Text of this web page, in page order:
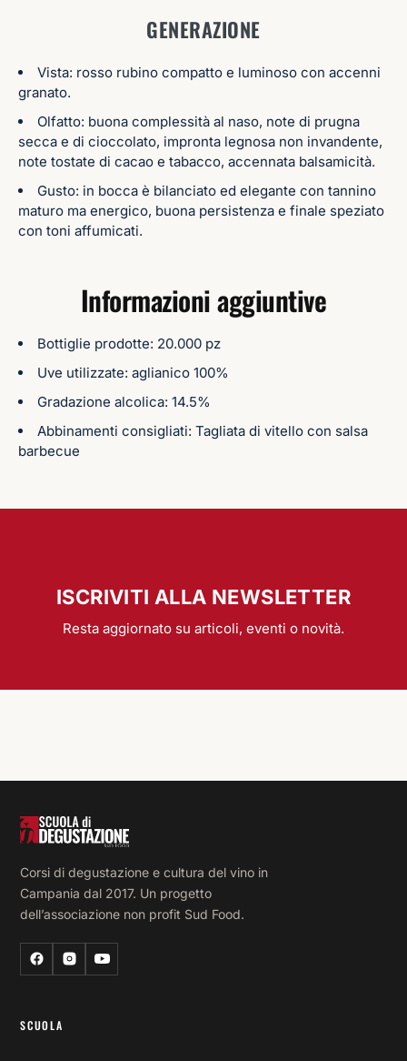
GENERAZIONE
Vista: rosso rubino compatto e luminoso con accenni
granato.
Olfatto: buona complessità al naso, note di prugna
secca e di cioccolato, impronta legnosa non invandente,
note tostate di cacao e tabacco, accennata balsamicità.
Gusto: in bocca è bilanciato ed elegante con tannino
maturo ma energico, buona persistenza e finale speziato
con toni affumicati.
Informazioni aggiuntive
Bottiglie prodotte: 20.000 pz
Uve utilizzate: aglianico 100%
Gradazione alcolica: 14.5%
Abbinamenti consigliati: Tagliata di vitello con salsa
barbecue
ISCRIVITI ALLA NEWSLETTER
Resta aggiornato su articoli, eventi o novità.
Corsi di degustazione e cultura del vino in
Campania dal 2017. Un progetto
dell’associazione non profit Sud Food.
SCUOLA